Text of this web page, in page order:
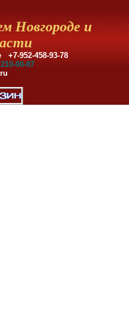
Новгороде и
952-458-93-78
210-00-87